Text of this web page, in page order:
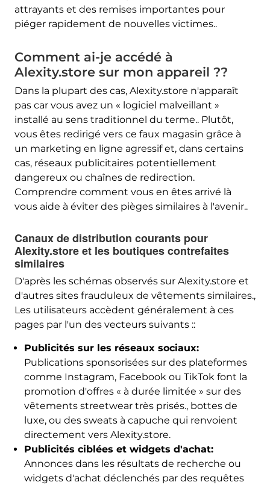
attrayants et des remises importantes pour
piéger rapidement de nouvelles victimes..
Comment ai-je accédé à
Alexity.store sur mon appareil ??
Dans la plupart des cas, Alexity.store n'apparaît
pas car vous avez un « logiciel malveillant »
installé au sens traditionnel du terme.. Plutôt,
vous êtes redirigé vers ce faux magasin grâce à
un marketing en ligne agressif et, dans certains
cas, réseaux publicitaires potentiellement
dangereux ou chaînes de redirection.
Comprendre comment vous en êtes arrivé là
vous aide à éviter des pièges similaires à l'avenir..
Canaux de distribution courants pour
Alexity.store et les boutiques contrefaites
similaires
D'après les schémas observés sur Alexity.store et
d'autres sites frauduleux de vêtements similaires.,
Les utilisateurs accèdent généralement à ces
pages par l'un des vecteurs suivants ::
Publicités sur les réseaux sociaux:
Publications sponsorisées sur des plateformes
comme Instagram, Facebook ou TikTok font la
promotion d'offres « à durée limitée » sur des
vêtements streetwear très prisés., bottes de
luxe, ou des sweats à capuche qui renvoient
directement vers Alexity.store.
Publicités ciblées et widgets d'achat:
Annonces dans les résultats de recherche ou
widgets d'achat déclenchés par des requêtes